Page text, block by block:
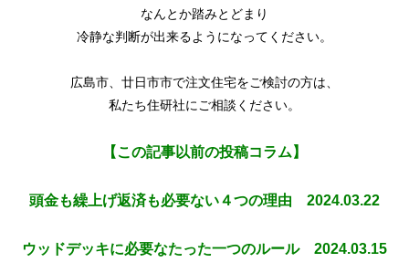
なんとか踏みとどまり
冷静な判断が出来るようになってください。
広島市、廿日市市で注文住宅をご検討の方は、
私たち住研社にご相談ください。
【この記事以前の投稿コラム】
頭金も繰上げ返済も必要ない４つの理由 2024.03.22
ウッドデッキに必要なたった一つのルール 2024.03.15